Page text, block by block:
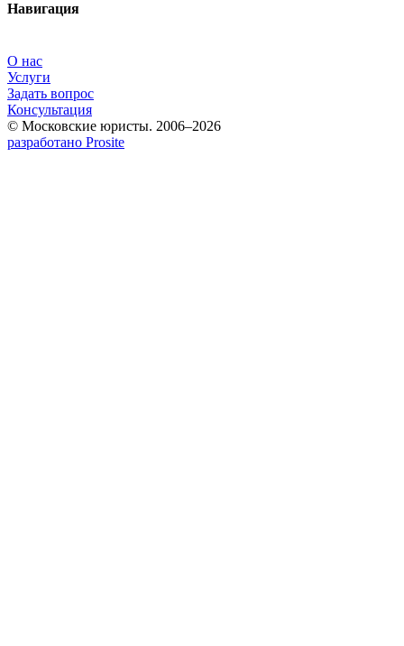
Навигация
О нас
Услуги
Задать вопрос
Консультация
© Московские юристы. 2006–2026
разработано Prosite